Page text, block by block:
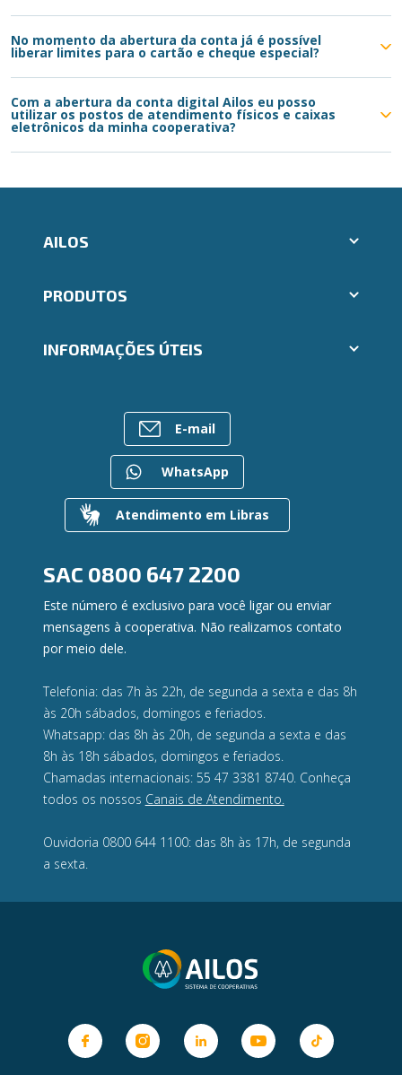
No momento da abertura da conta já é possível
liberar limites para o cartão e cheque especial?
Com a abertura da conta digital Ailos eu posso
utilizar os postos de atendimento físicos e caixas
eletrônicos da minha cooperativa?
AILOS
Indique um amigo
Trabalhe Conosco
Ailos Educação
Gerenciar Cookies
PRODUTOS
Consórcios
Para empresas
INFORMAÇÕES ÚTEIS
Rede de Atendimento
Entre em contato
Canal de Ética
Gerenciamento de Riscos
Privacidade e Segurança
Dúvidas
E-mail
WhatsApp
Atendimento em Libras
SAC 0800 647 2200
Este número é exclusivo para você ligar ou enviar
mensagens à cooperativa. Não realizamos contato
por meio dele.
Telefonia: das 7h às 22h, de segunda a sexta e das 8h
às 20h sábados, domingos e feriados.
Whatsapp: das 8h às 20h, de segunda a sexta e das
8h às 18h sábados, domingos e feriados.
Chamadas internacionais: 55 47 3381 8740. Conheça
todos os nossos Canais de Atendimento.
Ouvidoria 0800 644 1100: das 8h às 17h, de segunda
a sexta.